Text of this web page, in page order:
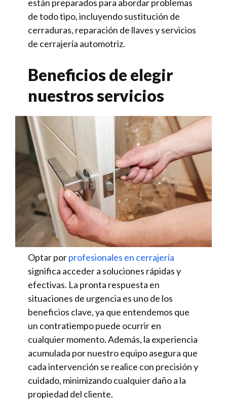
están preparados para abordar problemas
de todo tipo, incluyendo sustitución de
cerraduras, reparación de llaves y servicios
de cerrajería automotriz.
Beneficios de elegir
nuestros servicios
Optar porprofesionales en cerrajería
significa acceder a soluciones rápidas y
efectivas. La pronta respuesta en
situaciones de urgencia es uno de los
beneficios clave, ya que entendemos que
un contratiempo puede ocurrir en
cualquier momento. Además, la experiencia
acumulada por nuestro equipo asegura que
cada intervención se realice con precisión y
cuidado, minimizando cualquier daño a la
propiedad del cliente.